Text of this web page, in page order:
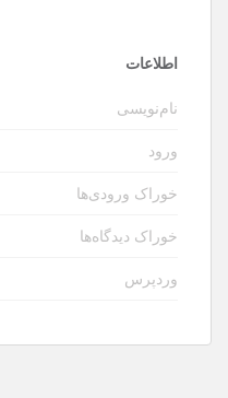
اطلاعات
نام‌نویسی
ورود
خوراک ورودی‌ها
خوراک دیدگاه‌ها
وردپرس